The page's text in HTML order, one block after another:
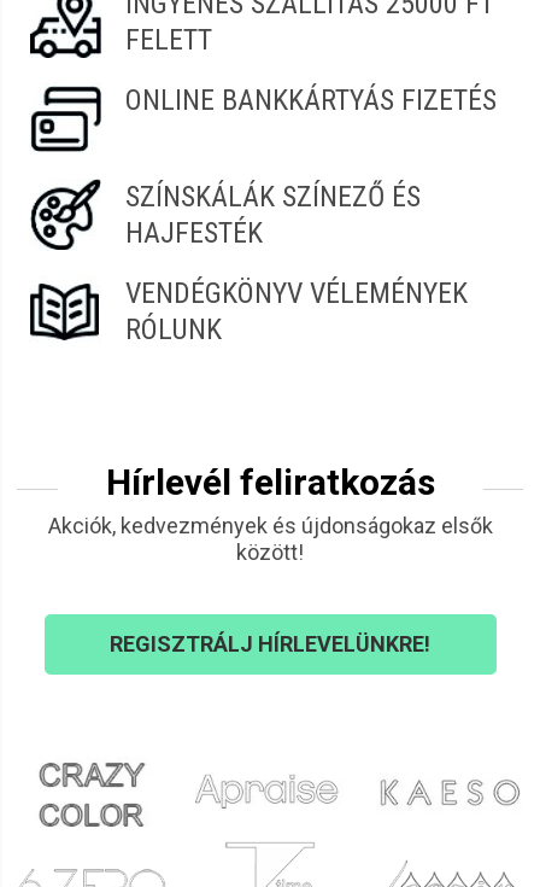
FELETT
ONLINE BANKKÁRTYÁS FIZETÉS
SZÍNSKÁLÁK SZÍNEZŐ ÉS
HAJFESTÉK
VENDÉGKÖNYV VÉLEMÉNYEK
RÓLUNK
Hírlevél feliratkozás
Akciók, kedvezmények és újdonságokaz elsők
között!
REGISZTRÁLJ HÍRLEVELÜNKRE!